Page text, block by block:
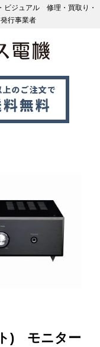
ビジュアル 修理・買取り・
行事業者
) モニター